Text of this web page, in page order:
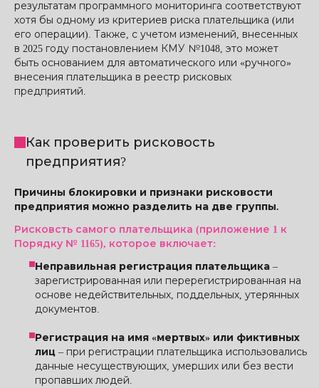
результатам программного мониторинга соответствуют
хотя бы одному из критериев риска плательщика (или
его операции). Также, с учетом изменений, внесенных
в 2025 году постановлением КМУ №1048, это может
быть основанием для автоматического или «ручного»
внесения плательщика в реестр рисковых
предприятий.
Как проверить рисковость
предприятия?
Причины блокировки и признаки рисковости
предприятия можно разделить на две группы.
Рисковсть самого плательщика (приложение 1 к
Порядку № 1165), которое включает:
Неправильная регистрация плательщика –
зарегистрированная или перерегистрированная на
основе недействительных, поддельных, утерянных
документов.
Регистрация на имя «мертвых» или фиктивных
лиц – при регистрации плательщика использовались
данные несуществующих, умерших или без вести
пропавших людей.